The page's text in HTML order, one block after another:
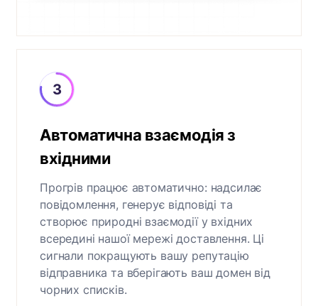
Автоматична взаємодія з
вхідними
Прогрів працює автоматично: надсилає
повідомлення, генерує відповіді та
створює природні взаємодії у вхідних
всередині нашої мережі доставлення. Ці
сигнали покращують вашу репутацію
відправника та вберігають ваш домен від
чорних списків.